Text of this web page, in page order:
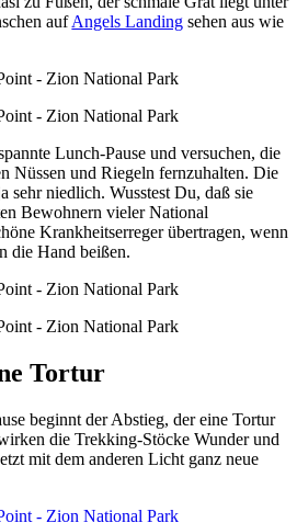
aufAngels Landing sehen aus wie
Lunch-Pause und versuchen, die
Nüssen und Riegeln fernzuhalten. Die
sehr niedlich. Wusstest Du, daß sie
Bewohnern vieler National
Krankheitserreger übertragen, wenn
die Hand beißen.
Tortur
beginnt der Abstieg, der eine Tortur
die Trekking-Stöcke Wunder und
mit dem anderen Licht ganz neue